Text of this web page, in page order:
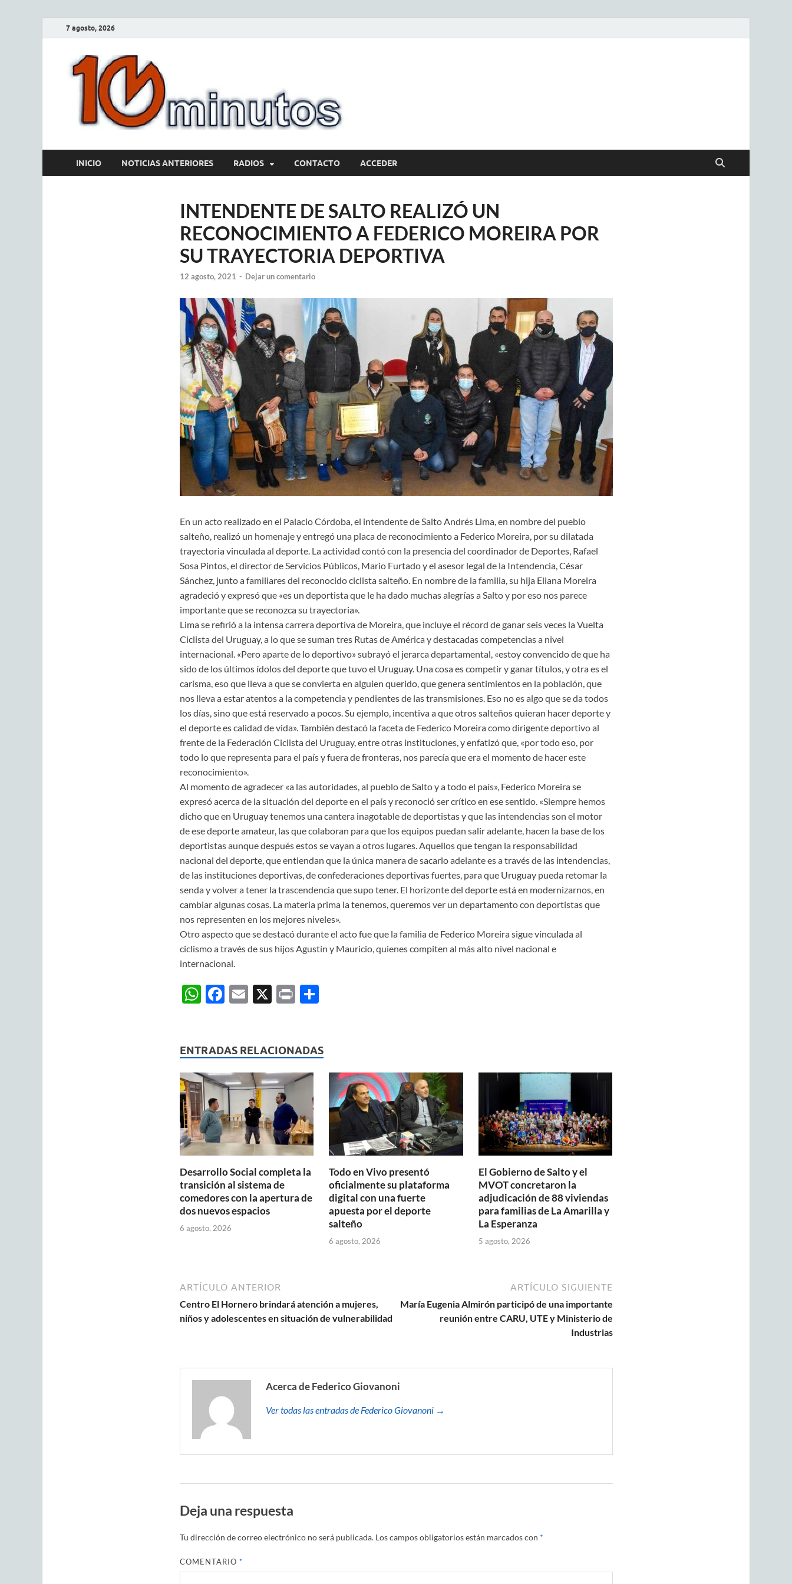
7 agosto, 2026
INICIO NOTICIAS ANTERIORES RADIOS CONTACTO ACCEDER
INTENDENTE DE SALTO REALIZÓ UN
RECONOCIMIENTO A FEDERICO MOREIRA POR
SU TRAYECTORIA DEPORTIVA
12 agosto, 2021 - Dejar un comentario
En un acto realizado en el Palacio Córdoba, el intendente de Salto Andrés Lima, en nombre del pueblo
salteño, realizó un homenaje y entregó una placa de reconocimiento a Federico Moreira, por su dilatada
trayectoria vinculada al deporte. La actividad contó con la presencia del coordinador de Deportes, Rafael
Sosa Pintos, el director de Servicios Públicos, Mario Furtado y el asesor legal de la Intendencia, César
Sánchez, junto a familiares del reconocido ciclista salteño. En nombre de la familia, su hija Eliana Moreira
agradeció y expresó que «es un deportista que le ha dado muchas alegrías a Salto y por eso nos parece
importante que se reconozca su trayectoria».
Lima se refirió a la intensa carrera deportiva de Moreira, que incluye el récord de ganar seis veces la Vuelta
Ciclista del Uruguay, a lo que se suman tres Rutas de América y destacadas competencias a nivel
internacional. «Pero aparte de lo deportivo» subrayó el jerarca departamental, «estoy convencido de que ha
sido de los últimos ídolos del deporte que tuvo el Uruguay. Una cosa es competir y ganar títulos, y otra es el
carisma, eso que lleva a que se convierta en alguien querido, que genera sentimientos en la población, que
nos lleva a estar atentos a la competencia y pendientes de las transmisiones. Eso no es algo que se da todos
los días, sino que está reservado a pocos. Su ejemplo, incentiva a que otros salteños quieran hacer deporte y
el deporte es calidad de vida». También destacó la faceta de Federico Moreira como dirigente deportivo al
frente de la Federación Ciclista del Uruguay, entre otras instituciones, y enfatizó que, «por todo eso, por
todo lo que representa para el país y fuera de fronteras, nos parecía que era el momento de hacer este
reconocimiento».
Al momento de agradecer «a las autoridades, al pueblo de Salto y a todo el país», Federico Moreira se
expresó acerca de la situación del deporte en el país y reconoció ser crítico en ese sentido. «Siempre hemos
dicho que en Uruguay tenemos una cantera inagotable de deportistas y que las intendencias son el motor
de ese deporte amateur, las que colaboran para que los equipos puedan salir adelante, hacen la base de los
deportistas aunque después estos se vayan a otros lugares. Aquellos que tengan la responsabilidad
nacional del deporte, que entiendan que la única manera de sacarlo adelante es a través de las intendencias,
de las instituciones deportivas, de confederaciones deportivas fuertes, para que Uruguay pueda retomar la
senda y volver a tener la trascendencia que supo tener. El horizonte del deporte está en modernizarnos, en
cambiar algunas cosas. La materia prima la tenemos, queremos ver un departamento con deportistas que
nos representen en los mejores niveles».
Otro aspecto que se destacó durante el acto fue que la familia de Federico Moreira sigue vinculada al
ciclismo a través de sus hijos Agustín y Mauricio, quienes compiten al más alto nivel nacional e
internacional.
W
s
A
p
p
F
b
o
o
k
E X P C
p
ar
ti
ENTRADAS RELACIONADAS
Desarrollo Social completa la
transición al sistema de
comedores con la apertura de
dos nuevos espacios
6 agosto, 2026
Todo en Vivo presentó
oficialmente su plataforma
digital con una fuerte
apuesta por el deporte
salteño
6 agosto, 2026
El Gobierno de Salto y el
MVOT concretaron la
adjudicación de 88 viviendas
para familias de La Amarilla y
La Esperanza
5 agosto, 2026
ARTÍCULO ANTERIOR
Centro El Hornero brindará atención a mujeres,
niños y adolescentes en situación de vulnerabilidad
ARTÍCULO SIGUIENTE
María Eugenia Almirón participó de una importante
reunión entre CARU, UTE y Ministerio de
Industrias
Acerca de Federico Giovanoni
Ver todas las entradas de Federico Giovanoni →
Deja una respuesta
Tu dirección de correo electrónico no será publicada. Los campos obligatorios están marcados con *
COMENTARIO *